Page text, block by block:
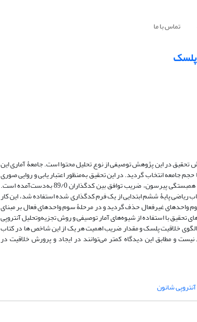
تماس با ما
پلسک
در این پژوهش توصیفی از نوع تحلیل محتوا است. جامعۀ آماری این
در سال تحصیلی 92-1391 است. حجم نمونه برابر با حجم جامعه انتخاب گردید. در این تحقیق به‌منظور اعتبار یابی و روایی صوری
از دیدگاه­ های صاحب‌نظران و متخصصان تعلیم و تربیت استفاده‌شده است و جهت پایایی با توجه به روش همبستگی پیرسون، ضریب توافق بین کدگذاران 89/0 به‌دست‌آمده است.
ریاضی پایۀ ششم ابتدایی از یک فرم کدگذاری شده استفاده شد، این کار
واحد‌های غیرفعال حذف گردید و در مرحلۀ سوم واحد‌های فعال بر مبنای
با استفاده از شیوه‌های آمار توصیفی و روش تجزیه‌وتحلیل آنتروپی
خلاقیت پلسک و مقدار ضریب اهمیت هر یک از این شاخص­ ها در کتاب
و مطابق این دیدگاه کمتر می‌توانند در ایجاد و پرورش خلاقیت در
شانون